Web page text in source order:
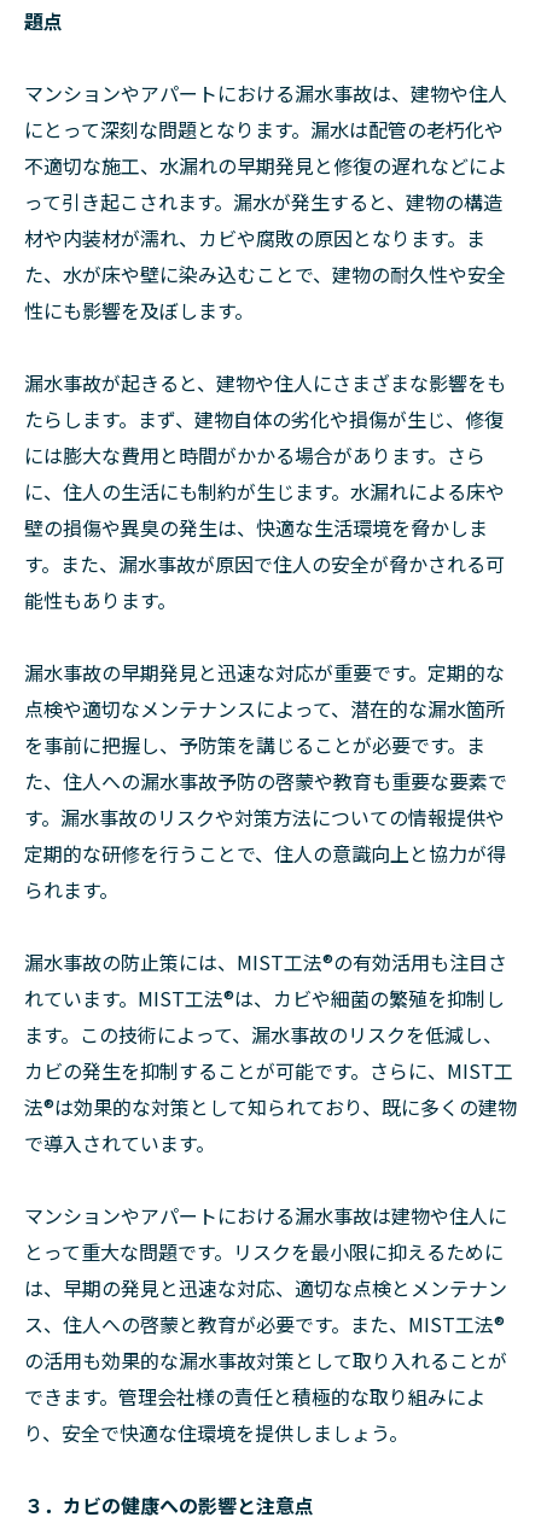
題点
マンションやアパートにおける漏水事故は、建物や住人
にとって深刻な問題となります。漏水は配管の老朽化や
不適切な施工、水漏れの早期発見と修復の遅れなどによ
って引き起こされます。漏水が発生すると、建物の構造
材や内装材が濡れ、カビや腐敗の原因となります。ま
た、水が床や壁に染み込むことで、建物の耐久性や安全
性にも影響を及ぼします。
漏水事故が起きると、建物や住人にさまざまな影響をも
たらします。まず、建物自体の劣化や損傷が生じ、修復
には膨大な費用と時間がかかる場合があります。さら
に、住人の生活にも制約が生じます。水漏れによる床や
壁の損傷や異臭の発生は、快適な生活環境を脅かしま
す。また、漏水事故が原因で住人の安全が脅かされる可
能性もあります。
漏水事故の早期発見と迅速な対応が重要です。定期的な
点検や適切なメンテナンスによって、潜在的な漏水箇所
を事前に把握し、予防策を講じることが必要です。ま
た、住人への漏水事故予防の啓蒙や教育も重要な要素で
す。漏水事故のリスクや対策方法についての情報提供や
定期的な研修を行うことで、住人の意識向上と協力が得
られます。
漏水事故の防止策には、MIST工法®︎の有効活用も注目さ
れています。MIST工法®︎は、カビや細菌の繁殖を抑制し
ます。この技術によって、漏水事故のリスクを低減し、
カビの発生を抑制することが可能です。さらに、MIST工
法®︎は効果的な対策として知られており、既に多くの建物
で導入されています。
マンションやアパートにおける漏水事故は建物や住人に
とって重大な問題です。リスクを最小限に抑えるために
は、早期の発見と迅速な対応、適切な点検とメンテナン
ス、住人への啓蒙と教育が必要です。また、MIST工法®︎
の活用も効果的な漏水事故対策として取り入れることが
できます。管理会社様の責任と積極的な取り組みによ
り、安全で快適な住環境を提供しましょう。
３．カビの健康への影響と注意点